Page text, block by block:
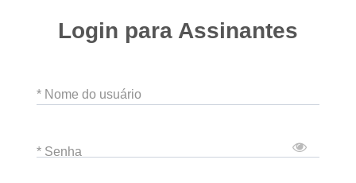
Login para Assinantes
* Nome do usuário
* Senha